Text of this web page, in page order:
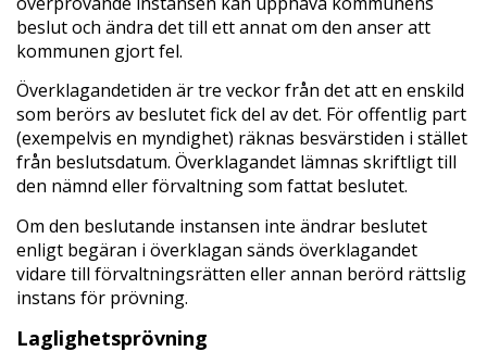
beslut och ändra det till ett annat om den anser att
kommunen gjort fel.
Överklagandetiden är tre veckor från det att en enskild
som berörs av beslutet fick del av det. För offentlig part
(exempelvis en myndighet) räknas besvärstiden i stället
från beslutsdatum. Överklagandet lämnas skriftligt till
den nämnd eller förvaltning som fattat beslutet.
Om den beslutande instansen inte ändrar beslutet
enligt begäran i överklagan sänds överklagandet
vidare till förvaltningsrätten eller annan berörd rättslig
instans för prövning.
Laglighetsprövning